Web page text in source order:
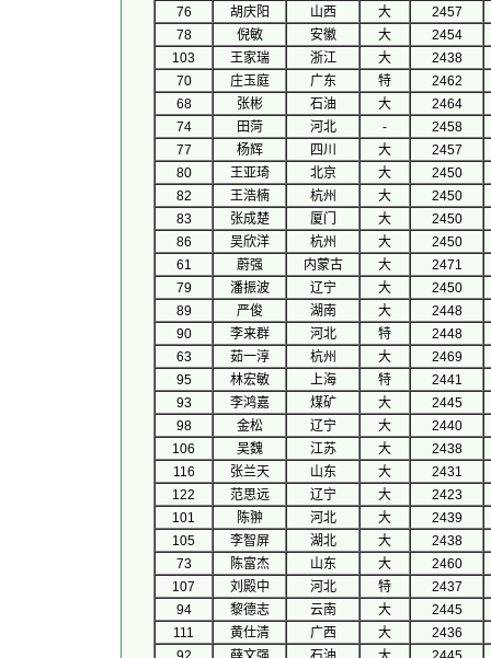
76
胡庆阳 山西 大
2457
78
倪敏 安徽 大
2454
103
王家瑞 浙江 大
2438
70
庄玉庭 广东 特
2462
68
张彬 石油 大
2464
74
田菏 河北 -
2458
77
杨辉 四川 大
2457
80
王亚琦 北京 大
2450
82
王浩楠 杭州 大
2450
83
张成楚 厦门 大
2450
86
吴欣洋 杭州 大
2450
61
蔚强 内蒙古 大
2471
79
潘振波 辽宁 大
2450
89
严俊 湖南 大
2448
90
李来群 河北 特
2448
63
茹一淳 杭州 大
2469
95
林宏敏 上海 特
2441
93
李鸿嘉 煤矿 大
2445
98
金松 辽宁 大
2440
106
吴魏 江苏 大
2438
116
张兰天 山东 大
2431
122
范思远 辽宁 大
2423
101
陈翀 河北 大
2439
105
李智屏 湖北 大
2438
73
陈富杰 山东 大
2460
107
刘殿中 河北 特
2437
94
黎德志 云南 大
2445
111
黄仕清 广西 大
2436